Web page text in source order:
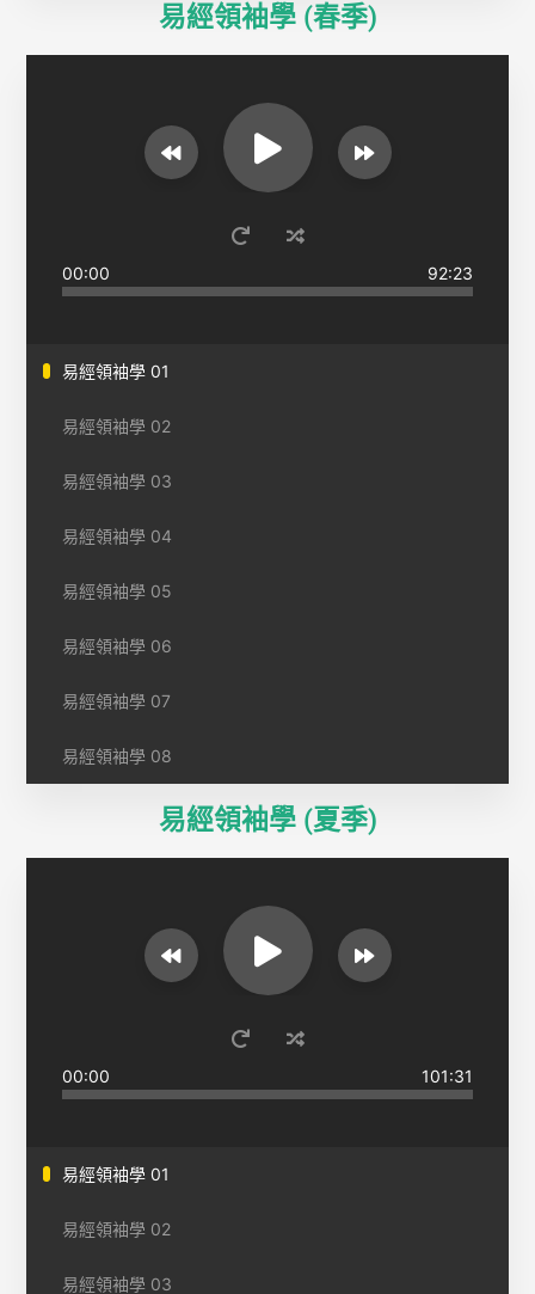
易經領袖學 (春季)
00:00 92:23
易經領袖學 01
易經領袖學 02
易經領袖學 03
易經領袖學 04
易經領袖學 05
易經領袖學 06
易經領袖學 07
易經領袖學 08
易經領袖學 (夏季)
00:00 101:31
易經領袖學 01
易經領袖學 02
易經領袖學 03